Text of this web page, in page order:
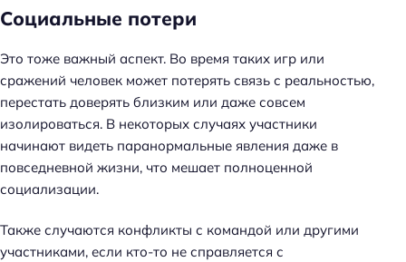
Социальные потери
Это тоже важный аспект. Во время таких игр или
сражений человек может потерять связь с реальностью,
перестать доверять близким или даже совсем
изолироваться. В некоторых случаях участники
начинают видеть паранормальные явления даже в
повседневной жизни, что мешает полноценной
социализации.
Также случаются конфликты с командой или другими
участниками, если кто-то не справляется с